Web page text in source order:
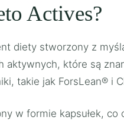
Actives?
diety stworzony z
aktywnych, które są
takie jak ForsLean® i
w formie kapsułek,